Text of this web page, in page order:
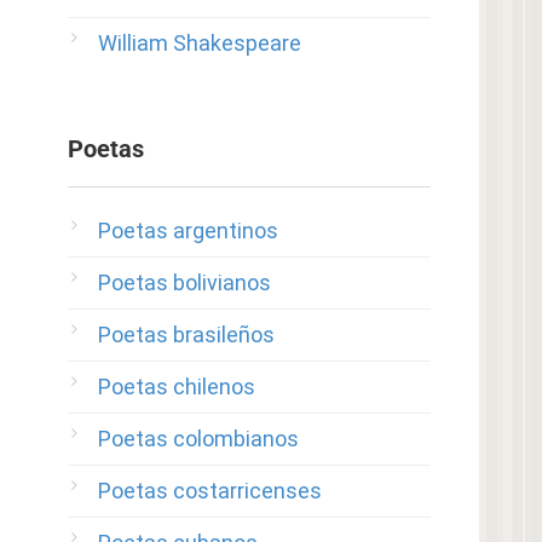
William Shakespeare
Poetas
Poetas argentinos
Poetas bolivianos
Poetas brasileños
Poetas chilenos
Poetas colombianos
Poetas costarricenses